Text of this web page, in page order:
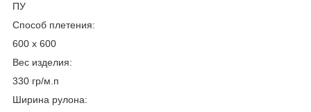
ПУ
Способ плетения:
600 х 600
Вес изделия:
330 гр/м.п
Ширина рулона: